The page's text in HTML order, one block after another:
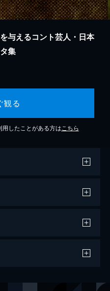
与えるコント芸人・日本
集
観る
したことがある方は こちら